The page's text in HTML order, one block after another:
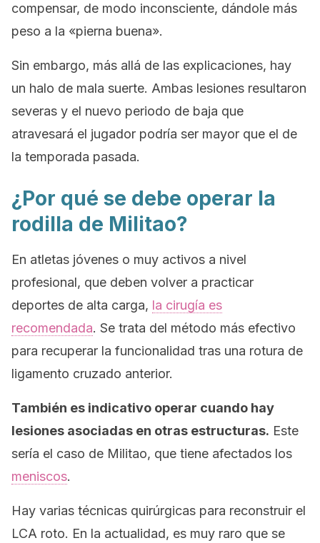
compensar, de modo inconsciente, dándole más
peso a la «pierna buena».
Sin embargo, más allá de las explicaciones, hay
un halo de mala suerte. Ambas lesiones resultaron
severas y el nuevo periodo de baja que
atravesará el jugador podría ser mayor que el de
la temporada pasada.
¿Por qué se debe operar la
rodilla de Militao?
En atletas jóvenes o muy activos a nivel
profesional, que deben volver a practicar
deportes de alta carga, la cirugía es
recomendada. Se trata del método más efectivo
para recuperar la funcionalidad tras una rotura de
ligamento cruzado anterior.
También es indicativo operar cuando hay
lesiones asociadas en otras estructuras. Este
sería el caso de Militao, que tiene afectados los
meniscos.
Hay varias técnicas quirúrgicas para reconstruir el
LCA roto. En la actualidad, es muy raro que se